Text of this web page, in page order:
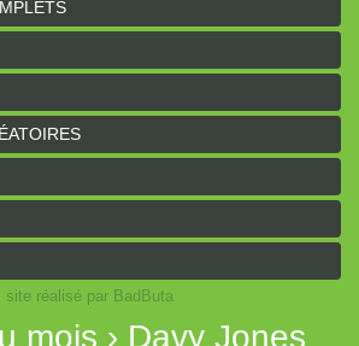
(Coeurs Vaillants)
Vaillants)
site réalisé par BadButa
mois › Davy Jones